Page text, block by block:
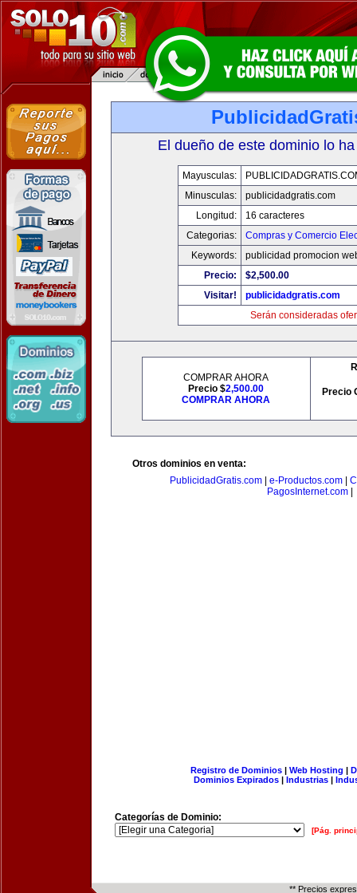
El dueño de este dominio lo
Mayusculas:
Minusculas:
publicidadgratis.com
Longitud:
16 caracteres
Categorias:
Compras y Comercio
Keywords:
publicidad promocion
Precio:
$2,500.00
Visitar!
publicidadgratis.com
Serán consideradas
COMPRAR AHORA
Precio $2,500.00
COMPRAR AHORA
Precio
Otros dominios en venta:
PublicidadGratis.com
e-Productos.com
PagosInternet.com
Registro de Dominios| Web Hosting |
Dominios Expirados | Industrias |
Categorías de Dominio:
[Pág.
** Precios